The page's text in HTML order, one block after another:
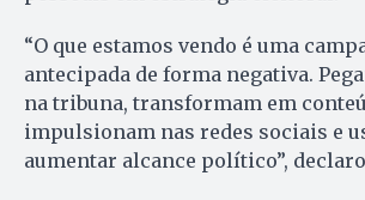
“O que estamos vendo é uma
antecipada de forma negativa.
na tribuna, transformam em
impulsionam nas redes sociais e
aumentar alcance político”,